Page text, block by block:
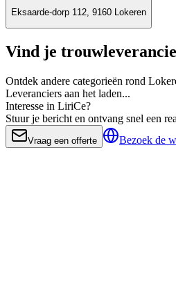
Eksaarde-dorp 112, 9160 Lokeren
Vind je
Ontdek andere categorieën rond
Leveranciers aan het laden...
Interesse in LiriCe?
Stuur je bericht en ontvang snel een
Vraag een offerte Bezoek de